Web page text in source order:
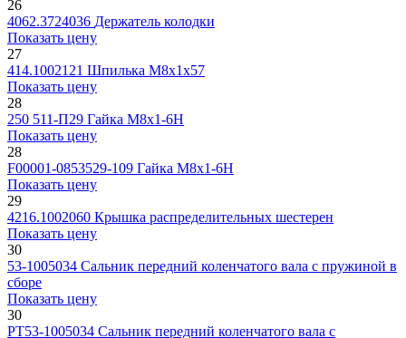
26
4062.3724036 Держатель колодки
Показать цену
27
414.1002121 Шпилька М8х1х57
Показать цену
28
250 511-П29 Гайка М8х1-6Н
Показать цену
28
F00001-0853529-109 Гайка М8х1-6Н
Показать цену
29
4216.1002060 Крышка распределительных шестерен
Показать цену
30
53-1005034 Сальник передний коленчатого вала с пружиной в
сборе
Показать цену
30
РТ53-1005034 Сальник передний коленчатого вала с